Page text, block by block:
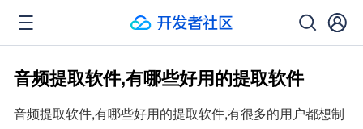
音频提取软件,有哪些好用的提取软件
音频提取软件,有哪些好用的提取软件,有很多的用户都想制